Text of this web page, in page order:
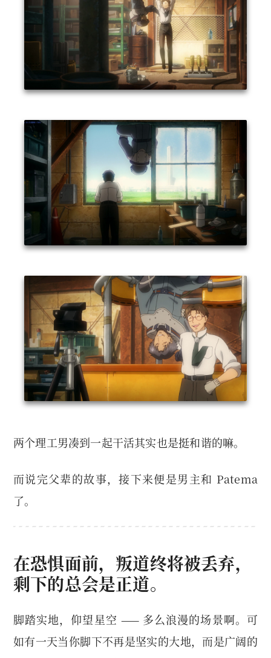
两个理工男凑到一起干活其实也是挺和谐的嘛。
而说完父辈的故事，接下来便是男主和 Patema
了。
在恐惧面前，叛道终将被丢弃，
剩下的总会是正道。
脚踏实地，仰望星空 —— 多么浪漫的场景啊。可
如有一天当你脚下不再是坚实的大地，而是广阔的